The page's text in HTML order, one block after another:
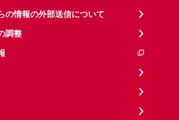
の情報の外部送信について
調整